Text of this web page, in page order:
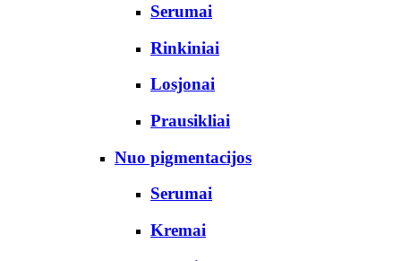
Serumai
Rinkiniai
Losjonai
Prausikliai
Nuo pigmentacijos
Serumai
Kremai